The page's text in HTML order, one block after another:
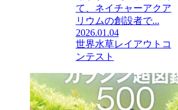
て、ネイチャーアクア
リウムの創設者で...
2026.01.04
世界水草レイアウトコ
ンテスト